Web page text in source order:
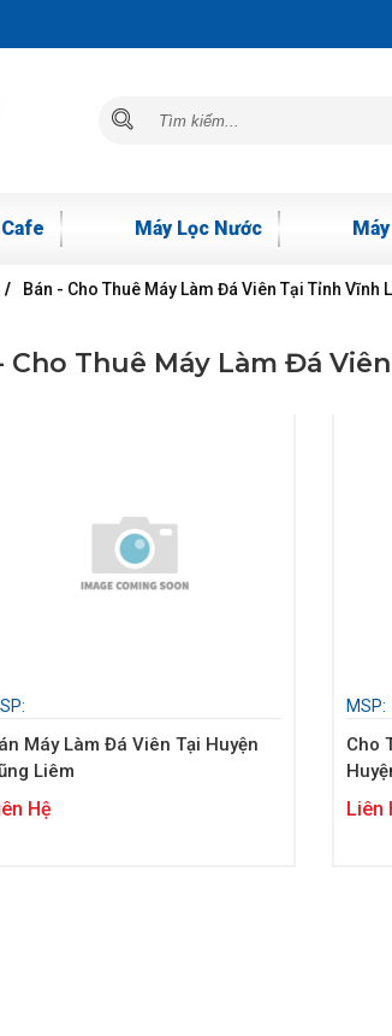
Máy Lọc Nước
Bán - Cho Thuê Máy Làm Đá Viên Tại Tỉnh Vĩnh
Cho Thuê Máy Làm Đá
Máy Làm Đá Viên Tại Huyện
Liêm
Hệ
MSP:
Cho
Liên